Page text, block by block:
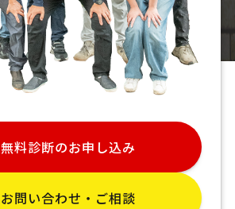
無料診断のお申し込み
お問い合わせ・ご相談